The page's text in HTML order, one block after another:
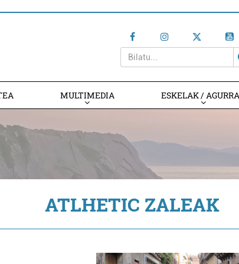
MULTIMEDIA ESKELAK /
ATLHETIC ZALEAK